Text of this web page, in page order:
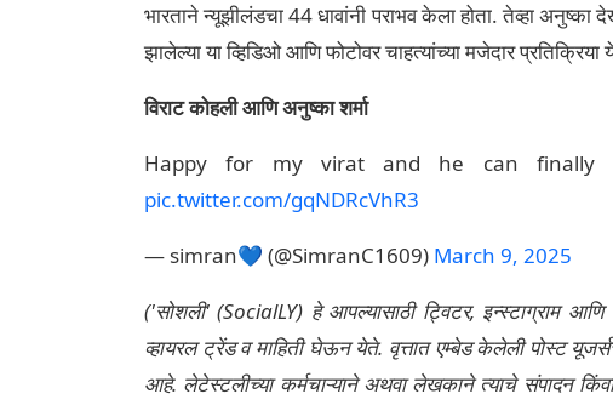
भारताने न्यूझीलंडचा 44 धावांनी पराभव केला होता. तेव्हा अनुष्का
झालेल्या या व्हिडिओ आणि फोटोवर चाहत्यांच्या मजेदार
विराट कोहली आणि अनुष्का शर्मा
Happy for my virat and he can
pic.twitter.com/gqNDRcVhR3
— simran💙 (@SimranC1609) March 9, 2025
('सोशली' (SocialLY) हे आपल्यासाठी ट्विटर, इन्स्टाग्राम
व्हायरल ट्रेंड व माहिती घेऊन येते. वृत्तात एम्बेड केलेली पोस्ट
आहे. लेटेस्टलीच्या कर्मचाऱ्याने अथवा लेखकाने त्याचे संपादन